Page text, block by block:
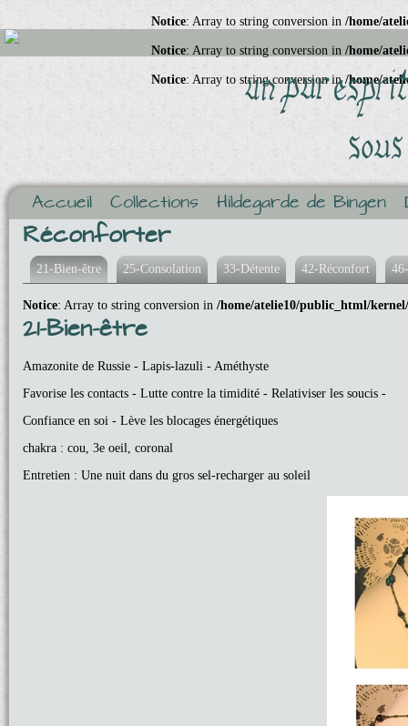
Notice: Array to string conversion in /home/
Notice: Array to string conversion in /home/
Notice: Array to string conversion in/home/
Accueil Collections Hildegarde de Bingen
Réconforter
21-Bien-être 25-Consolation 33-Détente 42-Réconfort
Notice: Array to string conversion in /home/atelie10/public_html/
21-Bien-être
Amazonite de Russie - Lapis-lazuli - Améthyste
Favorise les contacts - Lutte contre la timidité - Relativiser les soucis -
Confiance en soi - Lève les blocages énergétiques
chakra : cou, 3e oeil, coronal
Entretien : Une nuit dans du gros sel-recharger au soleil